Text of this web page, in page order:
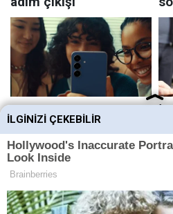
HABEREYORUM KAT
İLGINIZI ÇEKEBILIR